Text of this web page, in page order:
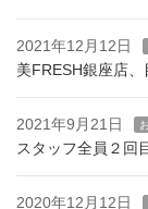
2021年12月12日
美FRESH銀座店
2021年9月21日
スタッフ全員２回
2020年12月12日